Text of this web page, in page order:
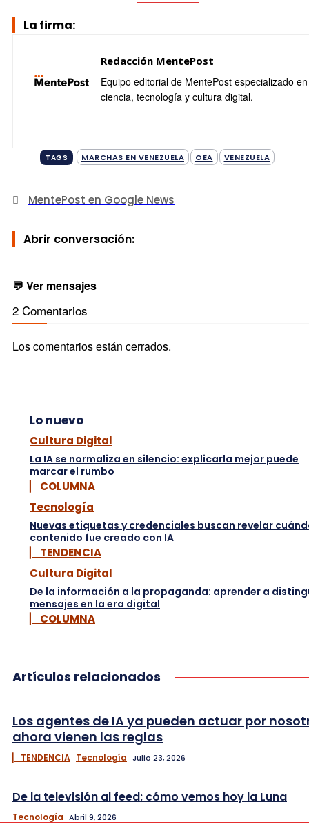
La firma:
Redacción MentePost
Equipo editorial de MentePost especializado en
ciencia, tecnología y cultura digital.
TAGS MARCHAS EN VENEZUELA OEA VENEZUELA
MentePost en Google News
Abrir conversación:
💬 Ver mensajes
2 Comentarios
Los comentarios están cerrados.
Lo nuevo
Cultura Digital
La IA se normaliza en silencio: explicarla mejor puede
marcar el rumbo
▏ COLUMNA
Tecnología
Nuevas etiquetas y credenciales buscan revelar
contenido fue creado con IA
▏ TENDENCIA
Cultura Digital
De la información a la propaganda: aprender a
mensajes en la era digital
▏ COLUMNA
Artículos relacionados
Los agentes de IA ya pueden actuar por
ahora vienen las reglas
▏ TENDENCIA Tecnología Julio 23, 2026
De la televisión al feed: cómo vemos hoy la Luna
Tecnología Abril 9, 2026